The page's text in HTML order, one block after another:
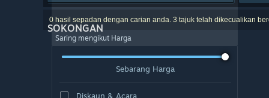
SOKONGAN
0 hasil sepadan dengan carian anda. 3 tajuk telah dikecualikan
Saring mengikut Harga
Sebarang Harga
Diskaun & Acara